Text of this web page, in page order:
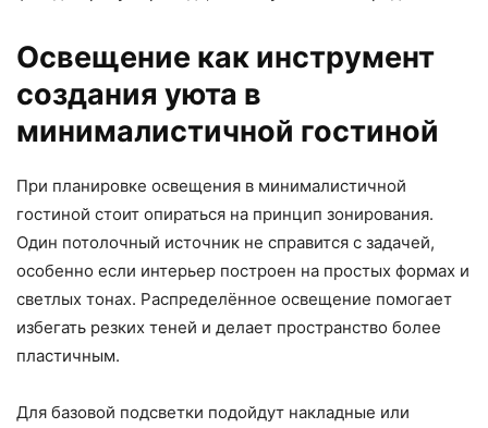
Освещение как инструмент
создания уюта в
минималистичной гостиной
При планировке освещения в минималистичной
гостиной стоит опираться на принцип зонирования.
Один потолочный источник не справится с задачей,
особенно если интерьер построен на простых формах и
светлых тонах. Распределённое освещение помогает
избегать резких теней и делает пространство более
пластичным.
Для базовой подсветки подойдут накладные или